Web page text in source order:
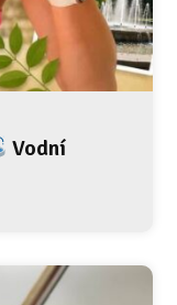
Vodní